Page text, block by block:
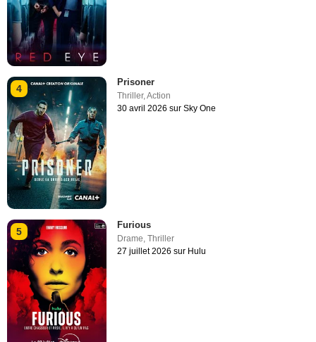
4
Prisoner
Thriller,Action
30 avril 2026 sur Sky One
5
Furious
Drame,Thriller
27 juillet 2026 sur Hulu